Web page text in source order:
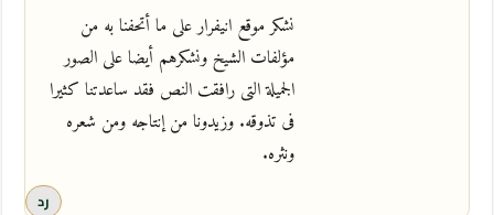
نشكر موقع انيفرار على ما أتحفنا به من
مؤلفات الشيخ ونشكرهم أيضا على الصور
الجميلة التى رافقت النص فقد ساعدتنا كثيرا
فى تذوقه. وزيدونا من إنتاجه ومن شعره
ونثره.
رد